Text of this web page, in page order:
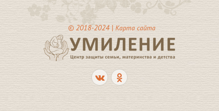
© 2018-2024 | Карта сайта